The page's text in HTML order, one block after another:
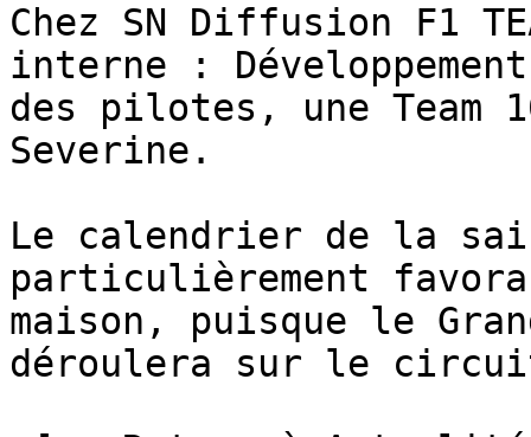
Chez SN Diffusion F1
interne :
des pilotes, une Team
Severine.
Le calendrier de la
particulièrement
maison, puisque le
déroulera sur le